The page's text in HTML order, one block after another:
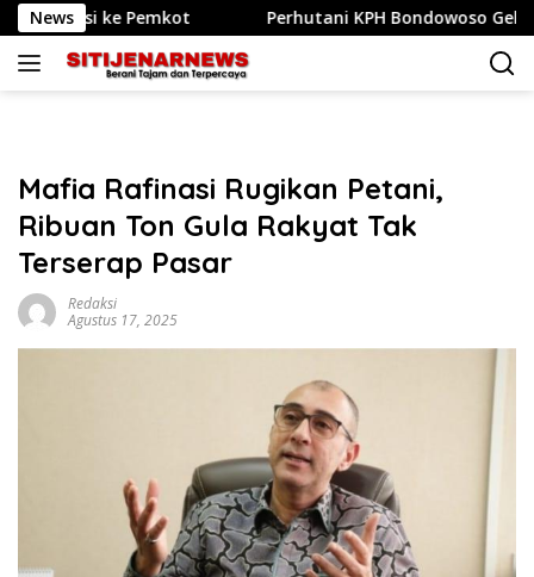
Langsung
ke
konten
News Perhutani KPH Bondowoso Gelar Apel Siaga
Mafia Rafinasi Rugikan Petani,
Ribuan Ton Gula Rakyat Tak
Terserap Pasar
Redaksi
Agustus 17, 2025